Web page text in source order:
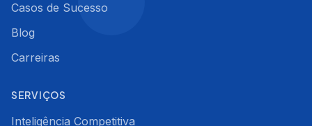
Casos de Sucesso
Blog
Carreiras
SERVIÇOS
Inteligência Competitiva